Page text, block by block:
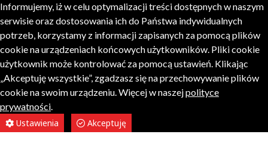
Informujemy, iż w celu optymalizacji treści dostępnych w naszym
serwisie oraz dostosowania ich do Państwa indywidualnych
potrzeb, korzystamy z informacji zapisanych za pomocą plików
cookie na urządzeniach końcowych użytkowników. Pliki cookie
użytkownik może kontrolować za pomocą ustawień. Klikając
„Akceptuję wszystkie”, zgadzasz się na przechowywanie plików
cookie na swoim urządzeniu. Więcej w naszejpolityce
prywatności.
Ustawienia
Akceptuję